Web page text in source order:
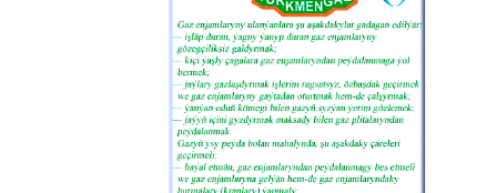
обеспечивает промышленный
приток 50 тонн «черного золота»
в сутки. Для бурения
продуктивной скважины
использовалась буровая
установка «ZJ-30-T»